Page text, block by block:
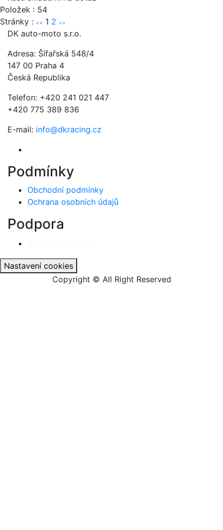
Položek : 54
Stránky : << 1 2 >>
DK auto-moto s.r.o.
Adresa: Šífařská 548/4
147 00 Praha 4
Česká Republika
Telefon: +420 241 021 447
+420 775 389 836
E-mail: info@dkracing.cz
Podmínky
Obchodní podmínky
Ochrana osobních údajů
Podpora
Nastavení cookies
Copyright © All Right Reserved